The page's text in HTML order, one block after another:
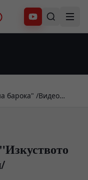
Абонирай се
барока" /Видео